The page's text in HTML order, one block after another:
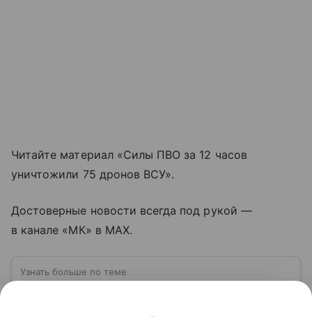
Читайте материал «Силы ПВО за 12 часов
уничтожили 75 дронов ВСУ».
Достоверные новости всегда под рукой —
в канале «МК» в MAX.
Узнать больше по теме